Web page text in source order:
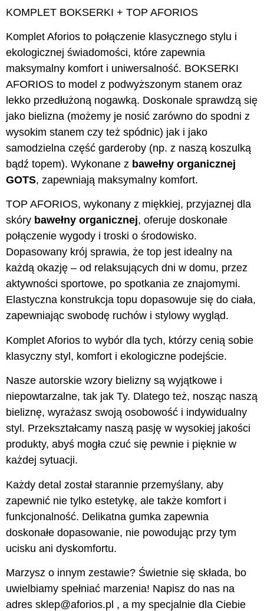
KOMPLET BOKSERKI + TOP AFORIOS
Komplet Aforios to połączenie klasycznego stylu i
ekologicznej świadomości, które zapewnia
maksymalny komfort i uniwersalność. BOKSERKI
AFORIOS to model z podwyższonym stanem oraz
lekko przedłużoną nogawką. Doskonale sprawdzą się
jako bielizna (możemy je nosić zarówno do spodni z
wysokim stanem czy też spódnic) jak i jako
samodzielna część garderoby (np. z naszą koszulką
bądź topem). Wykonane z bawełny organicznej
GOTS, zapewniają maksymalny komfort.
TOP AFORIOS, wykonany z miękkiej, przyjaznej dla
skóry bawełny organicznej, oferuje doskonałe
połączenie wygody i troski o środowisko.
Dopasowany krój sprawia, że top jest idealny na
każdą okazję – od relaksujących dni w domu, przez
aktywności sportowe, po spotkania ze znajomymi.
Elastyczna konstrukcja topu dopasowuje się do ciała,
zapewniając swobodę ruchów i stylowy wygląd.
Komplet Aforios to wybór dla tych, którzy cenią sobie
klasyczny styl, komfort i ekologiczne podejście.
Nasze autorskie wzory bielizny są wyjątkowe i
niepowtarzalne, tak jak Ty. Dlatego też, nosząc naszą
bieliznę, wyrażasz swoją osobowość i indywidualny
styl. Przekształcamy naszą pasję w wysokiej jakości
produkty, abyś mogła czuć się pewnie i pięknie w
każdej sytuacji.
Każdy detal został starannie przemyślany, aby
zapewnić nie tylko estetykę, ale także komfort i
funkcjonalność. Delikatna gumka zapewnia
doskonałe dopasowanie, nie powodując przy tym
ucisku ani dyskomfortu.
Marzysz o innym zestawie? Świetnie się składa, bo
uwielbiamy spełniać marzenia! Napisz do nas na
adres sklep@aforios.pl , a my specjalnie dla Ciebie